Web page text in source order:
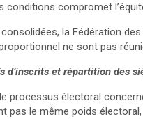
compromet
la Fédération
ne sont pas
et répartition des
processus électoral
pas le même poids